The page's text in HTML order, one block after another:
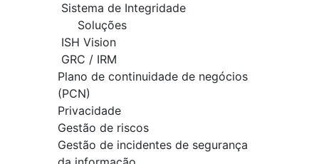
Sistema de Integridade
Soluções
ISH Vision
GRC / IRM
Plano de continuidade de negócios
(PCN)
Privacidade
Gestão de riscos
Gestão de incidentes de segurança